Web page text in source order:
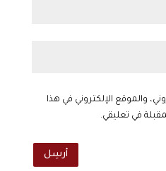
والموقع الإلكتروني في هذا
في تعليقي.
أرسِل